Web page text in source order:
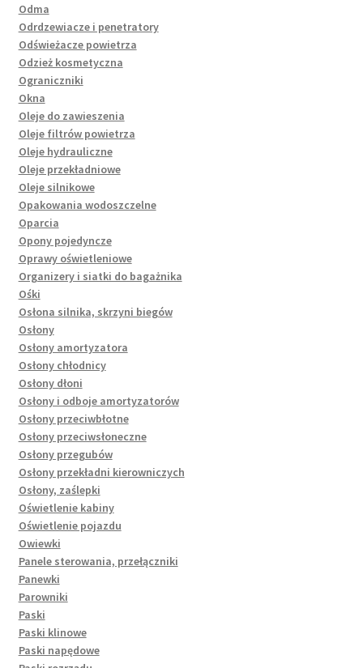
Odma
Odrdzewiacze i penetratory
Odświeżacze powietrza
Odzież kosmetyczna
Ograniczniki
Okna
Oleje do zawieszenia
Oleje filtrów powietrza
Oleje hydrauliczne
Oleje przekładniowe
Oleje silnikowe
Opakowania wodoszczelne
Oparcia
Opony pojedyncze
Oprawy oświetleniowe
Organizery i siatki do bagażnika
Ośki
Osłona silnika, skrzyni biegów
Osłony
Osłony amortyzatora
Osłony chłodnicy
Osłony dłoni
Osłony i odboje amortyzatorów
Osłony przeciwbłotne
Osłony przeciwsłoneczne
Osłony przegubów
Osłony przekładni kierowniczych
Osłony, zaślepki
Oświetlenie kabiny
Oświetlenie pojazdu
Owiewki
Panele sterowania, przełączniki
Panewki
Parowniki
Paski
Paski klinowe
Paski napędowe